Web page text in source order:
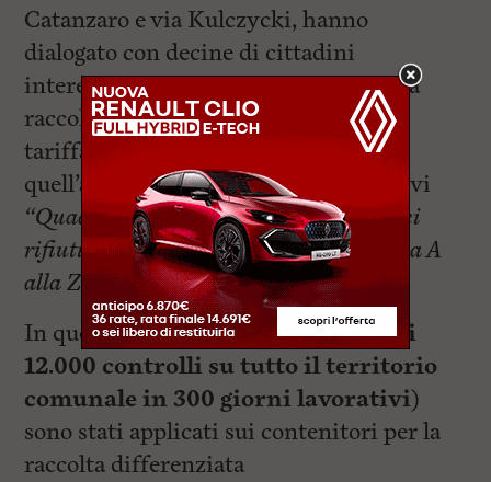
Catanzaro e via Kulczycki, hanno
dialogato con decine di cittadini
interessati ad avere informazioni sulla
raccolta differenziata, sul sistema di
tariffazione puntuale in vigore in
quell’area da gennaio e a ritirare i nuovi
“Quaderno sul corretto conferimento dei
rifiuti”e la rubrica“Dove lo butto, dalla A
alla Z”
In questa prima uscita (
sono previsti
12.000 controlli su tutto il territorio
comunale in 300 giorni lavorativi)
sono stati applicati sui contenitori per la
raccolta differenziata